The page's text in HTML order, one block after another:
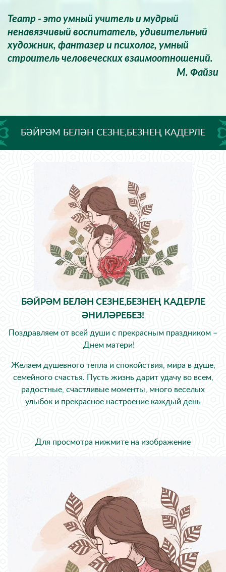
Театр - это умный учитель и мудрый
ненавязчивый воспитатель, удивительный
художник, фантазер и психолог, умный
строитель человеческих взаимоотношений.
М. Файзи
БӘЙРӘМ БЕЛӘН СЕЗНЕ,БЕЗНЕҢ КАДЕРЛЕ
БӘЙРӘМ БЕЛӘН СЕЗНЕ,БЕЗНЕҢ КАДЕРЛЕ
ӘНИЛӘРЕБЕЗ!
Поздравляем от всей души с прекрасным праздником –
Днем матери! ⠀
Желаем душевного тепла и спокойствия, мира в душе,
семейного счастья. Пусть жизнь дарит удачу во всем,
радостные, счастливые моменты, много веселых
улыбок и прекрасное настроение каждый день
Для просмотра нижмите на изображение